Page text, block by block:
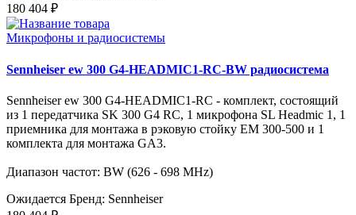
180 404 ₽
Микрофоны и радиосистемы
Sennheiser ew 300 G4-HEADMIC1-RC-BW радиосистема
Sennheiser ew 300 G4-HEADMIC1-RC - комплект, состоящий
из 1 передатчика SK 300 G4 RC, 1 микрофона SL Headmic 1, 1
приемника для монтажа в рэковую стойку EM 300-500 и 1
комплекта для монтажа GA3.
Диапазон частот: BW (626 - 698 MHz)
Ожидается Бренд: Sennheiser